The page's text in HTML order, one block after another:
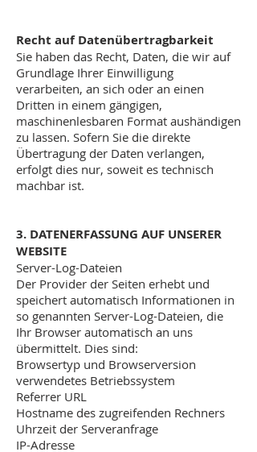
Recht auf Datenübertragbarkeit
Sie haben das Recht, Daten, die wir auf
Grundlage Ihrer Einwilligung
verarbeiten, an sich oder an einen
Dritten in einem gängigen,
maschinenlesbaren Format aushändigen
zu lassen. Sofern Sie die direkte
Übertragung der Daten verlangen,
erfolgt dies nur, soweit es technisch
machbar ist.
3. DATENERFASSUNG AUF UNSERER
WEBSITE
Server-Log-Dateien
Der Provider der Seiten erhebt und
speichert automatisch Informationen in
so genannten Server-Log-Dateien, die
Ihr Browser automatisch an uns
übermittelt. Dies sind:
Browsertyp und Browserversion
verwendetes Betriebssystem
Referrer URL
Hostname des zugreifenden Rechners
Uhrzeit der Serveranfrage
IP-Adresse